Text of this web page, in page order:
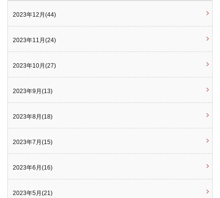
2023年12月(44)
2023年11月(24)
2023年10月(27)
2023年9月(13)
2023年8月(18)
2023年7月(15)
2023年6月(16)
2023年5月(21)